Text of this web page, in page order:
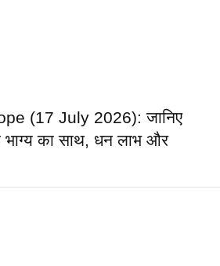
(17 July 2026): जानिए
भाग्य का साथ, धन लाभ और